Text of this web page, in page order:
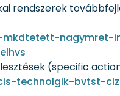
rendszerek
nagymret-
(specific
technolgik-bvtst-